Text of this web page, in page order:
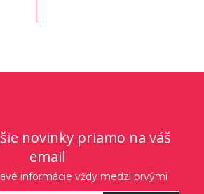
novinky priamo na váš
email
informácie vždy medzi prvými